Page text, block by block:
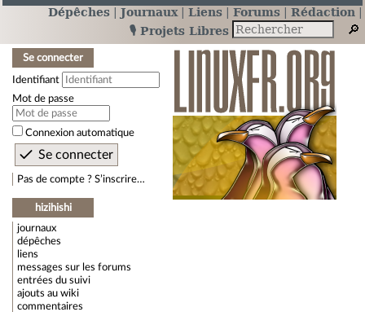
Dépêches Journaux Liens Forums
Rédaction
🎙️ Projets Libres
Se connecter
Identifiant
Mot de passe
Connexion automatique
Pas de compte ? S’inscrire…
hizihishi
journaux
dépêches
liens
messages sur les forums
entrées du suivi
ajouts au wiki
commentaires